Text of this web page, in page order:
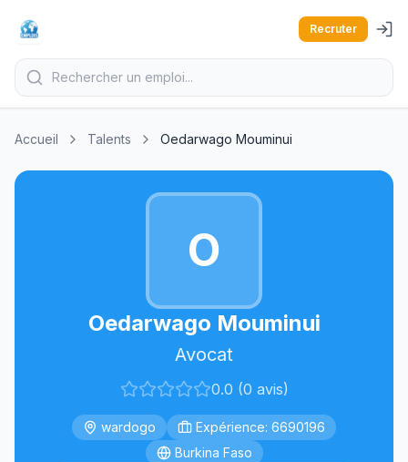
Recruter
Accueil Talents Oedarwago Mouminui
O
Oedarwago Mouminui
Avocat
0.0 (0 avis)
wardogo
Expérience: 6690196
Burkina Faso